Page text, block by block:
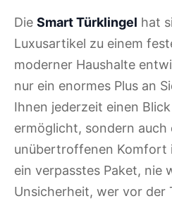
Die Smart Türklingel hat
Luxusartikel zu einem
moderner Haushalte
nur ein enormes Plus an
Ihnen jederzeit einen
ermöglicht, sondern auch
unübertroffenen Komfort
ein verpasstes Paket, nie
Unsicherheit, wer vor der